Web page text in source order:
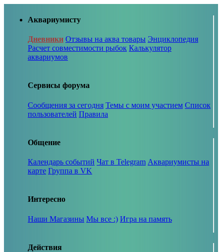
Аквариумисту
Дневники Отзывы на аква товары Энциклопедия
Расчет совместимости рыбок Калькулятор
аквариумов
Сервисы форума
Сообщения за сегодня Темы с моим участием Список
пользователей Правила
Общение
Календарь событий Чат в Telegram Аквариумисты на
карте Группа в VK
Интересно
Наши Магазины Мы все :) Игра на память
Действия